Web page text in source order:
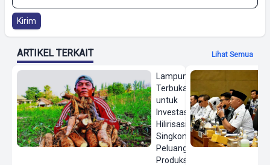
Kirim
ARTIKEL TERKAIT Lihat Semua
Lampung
Terbuka
untuk
Investasi
Hilirisasi
Singkong,
Peluang
Produksi